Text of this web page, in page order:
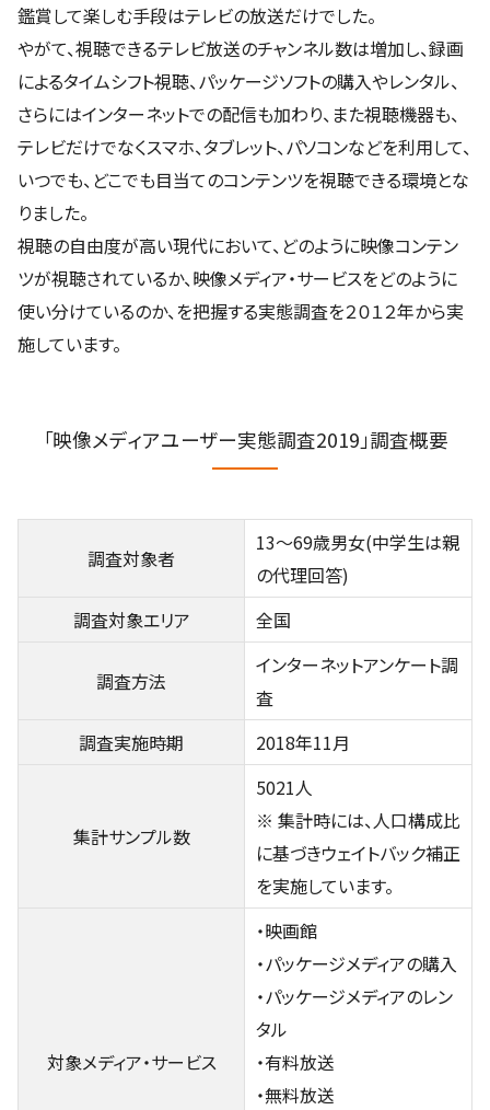
鑑賞して楽しむ手段はテレビの放送だけでした。
やがて、視聴できるテレビ放送のチャンネル数は増加し、録画
によるタイムシフト視聴、パッケージソフトの購入やレンタル、
さらにはインターネットでの配信も加わり、また視聴機器も、
テレビだけでなくスマホ、タブレット、パソコンなどを利用して、
いつでも、どこでも目当てのコンテンツを視聴できる環境とな
りました。
視聴の自由度が高い現代において、どのように映像コンテン
ツが視聴されているか、映像メディア・サービスをどのように
使い分けているのか、を把握する実態調査を２０１２年から実
施しています。
「映像メディアユーザー実態調査2019」調査概要
調査対象者
13～69歳男女(中学生は親
の代理回答)
調査対象エリア
全国
調査方法
インターネットアンケート調
査
調査実施時期
2018年11月
集計サンプル数
5021人
※ 集計時には、人口構成比
に基づきウェイトバック補正
を実施しています。
対象メディア・サービス
・映画館
・パッケージメディアの購入
・パッケージメディアのレン
タル
・有料放送
・無料放送